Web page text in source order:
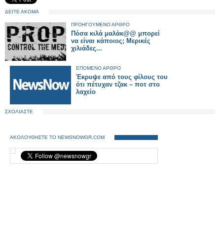
ΔΕΙΤΕ ΑΚΟΜΑ
ΠΡΟΗΓΟΥΜΕΝΟ ΑΡΘΡΟ
Πόσα κιλά μαλάκ@@ μπορεί
να είναι κάποιος; Μερικές
χιλιάδες...
ΕΠΟΜΕΝΟ ΑΡΘΡΟ
Έκρυψε από τους φίλους του
ότι πέτυχαν τζακ – ποτ στο
λαχείο
ΣΧΟΛΙΑΣΤΕ
ΑΚΟΛΟΥΘΗΣΤΕ ΤΟ NEWSNOWGR.COM